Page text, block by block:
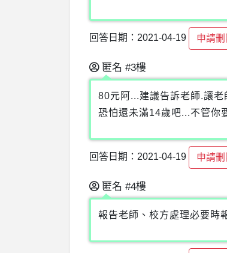
回答日期：2021-04-19 申請
匿名 #3樓
80元阿...建議告訴老師.讓
恐怕還未滿14歲吧...不管你
回答日期：2021-04-19 申請
匿名 #4樓
報告老師、校方處理必要時